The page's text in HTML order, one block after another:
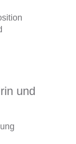
und